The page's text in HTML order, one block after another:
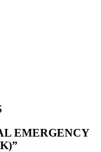
EMERGENCY